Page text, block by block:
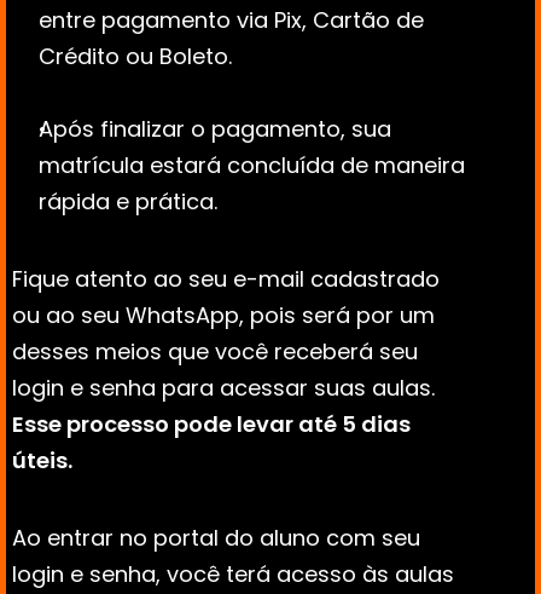
entre pagamento via Pix, Cartão de
Crédito ou Boleto.
Após finalizar o pagamento, sua
matrícula estará concluída de maneira
rápida e prática.
Fique atento ao seu e-mail cadastrado
ou ao seu WhatsApp, pois será por um
desses meios que você receberá seu
Esse processo pode levar até 5 dias
úteis.
Ao entrar no portal do aluno com seu
login e senha, você terá acesso às aulas